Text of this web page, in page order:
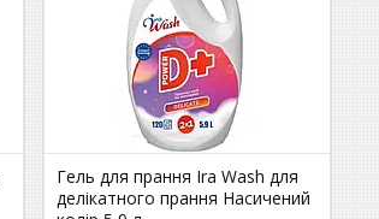
Гель для прання Ira Wash для
делікатного прання Насичений